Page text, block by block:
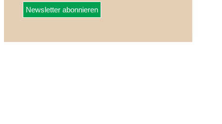
Newsletter abonnieren